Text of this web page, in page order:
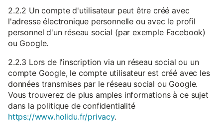
2.2.2 Un compte d'utilisateur peut être créé avec
l'adresse électronique personnelle ou avec le profil
personnel d'un réseau social (par exemple Facebook)
ou Google.
2.2.3 Lors de l'inscription via un réseau social ou un
compte Google, le compte utilisateur est créé avec les
données transmises par le réseau social ou Google.
Vous trouverez de plus amples informations à ce sujet
dans la politique de confidentialité
https://www.holidu.fr/privacy.